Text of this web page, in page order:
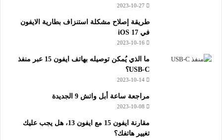
2023-10-27
طريقة إصلاح مشكلة استنزاف بطارية الايفون
في iOS 17
2023-10-16
ما الذي يُمكن توصيله بهاتف ايفون 15 عبر منفذ
USB-C؟
2023-10-14
مراجعة ساعة أبل واتش 9 الجديدة
2023-10-08
مقارنة ايفون 15 مع ايفون 13، هل يجب عليك
تغيير هاتفك؟